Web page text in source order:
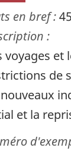
en bref :
:
voyages
de
et la